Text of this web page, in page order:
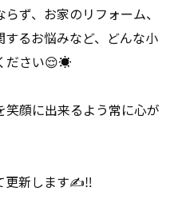
ず、お家のリフォーム、
るお悩みなど、どんな小
ださい😌☀️
笑顔に出来るよう常に心が
更新します✍️‼️